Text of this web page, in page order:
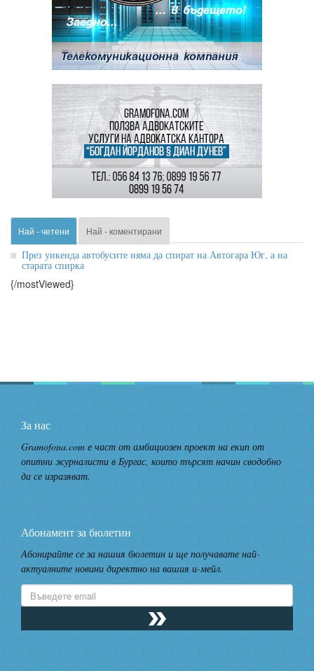
Най - четени Най - коментирани
През уикенда автобусите няма да спират на Автогара Юг, а на
старата спирка
{/mostViewed}
За нас
Gramofona.com е част от амбициозен проект на екип от
опитни журналисти в Бургас, които търсят начин сводобно
да се изразяват.
Абонамент за бюлетин
Абонирайте се за нашия бюлетин и ще получавате най-
актуалните новини директно на вашия и-мейл.